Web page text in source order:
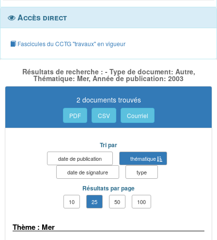
Accès direct
Fascicules du CCTG "travaux" en vigueur
Résultats de recherche : - Type de document: Autre,
Thématique: Mer, Année de publication: 2003
2 documents trouvés
PDF CSV Courriel
Tri par
date de publication
thématique
date de signature
type
Résultats par page
10 25 50 100
Thème : Mer